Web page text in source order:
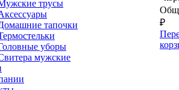
трусы
тапочки
уборы
мужские
₽